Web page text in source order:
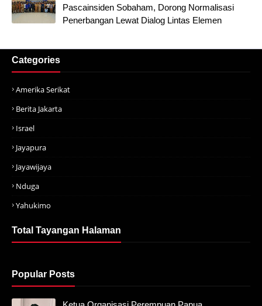
Pascainsiden Sobaham, Dorong Normalisasi
Penerbangan Lewat Dialog Lintas Elemen
Categories
Amerika Serikat
Berita Jakarta
Israel
Jayapura
Jayawijaya
Nduga
Yahukimo
Total Tayangan Halaman
Popular Posts